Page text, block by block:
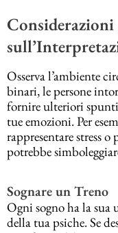
Osserva l’ambiente
binari, le persone
fornire ulteriori
tue emozioni. Per
rappresentare stress
potrebbe
Sognare un Treno
Ogni sogno ha la
della tua psiche. Se